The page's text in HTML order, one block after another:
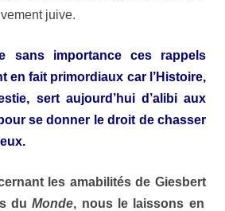
juive.
sans importance ces rappels
en fait primordiaux car l’Histoire,
sert aujourd’hui d’alibi aux
se donner le droit de chasser
les amabilités de Giesbert
duMonde, nous le laissons en